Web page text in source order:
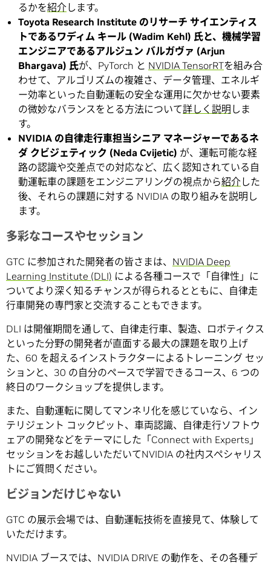
るかを紹介します。
Toyota Research Institute のリサーチ サイエンティス
トであるワディム キール (Wadim Kehl) 氏と、機械学習
エンジニアであるアルジュン バルガヴァ (Arjun
Bhargava) 氏が、PyTorch と NVIDIA TensorRTを組み合
わせて、アルゴリズムの複雑さ、データ管理、エネルギ
ー効率といった自動運転の安全な運用に欠かせない要素
の微妙なバランスをとる方法について詳しく説明 しま
す。
NVIDIA の自律走行車担当シニア マネージャーであるネ
ダ クビジェティック (Neda Cvijetic) が、運転可能な経
路の認識や交差点での対応など、広く認知されている自
動運転車の課題をエンジニアリングの視点から紹介した
後、それらの課題に対する NVIDIA の取り組みを説明し
ます。
多彩なコースやセッション
GTC に参加された開発者の皆さまは、 NVIDIA Deep
Learning Institute (DLI) による各種コースで「自律性」に
ついてより深く知るチャンスが得られるとともに、自律走
行車開発の専門家と交流することもできます。
DLI は開催期間を通して、自律走行車、製造、ロボティクス
といった分野の開発者が直面する最大の課題を取り上げ
た、60 を超えるインストラクターによるトレーニング セッ
ションと、30 の自分のペースで学習できるコース、6 つの
終日のワークショップを提供します。
また、自動運転に関してマンネリ化を感じていなら、イン
テリジェント コックピット、車両認識、自律走行ソフトウ
ェアの開発などをテーマにした「Connect with Experts」
セッションをお越しいただいてNVIDIA の社内スペシャリス
トにご質問ください。
ビジョンだけじゃない
GTC の展示会場では、自動運転技術を直接見て、体験して
いただけます。
NVIDIA ブースでは、NVIDIA DRIVE の動作を、その各種デ